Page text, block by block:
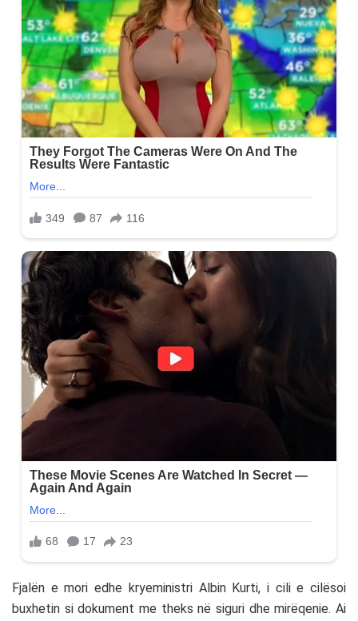
Fjalën e mori edhe kryeministri Albin Kurti, i cili e cilësoi
buxhetin si dokument me theks në siguri dhe mirëqenie. Ai